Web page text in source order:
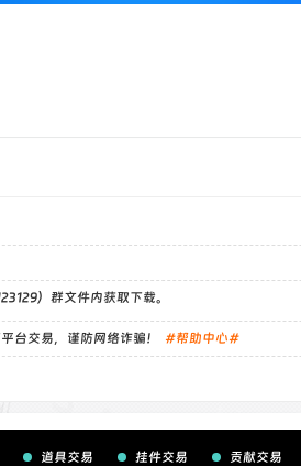
）群文件内获取下载。
台交易，谨防网络诈骗！ #帮助中心#
道具交易 挂件交易 贡献交易